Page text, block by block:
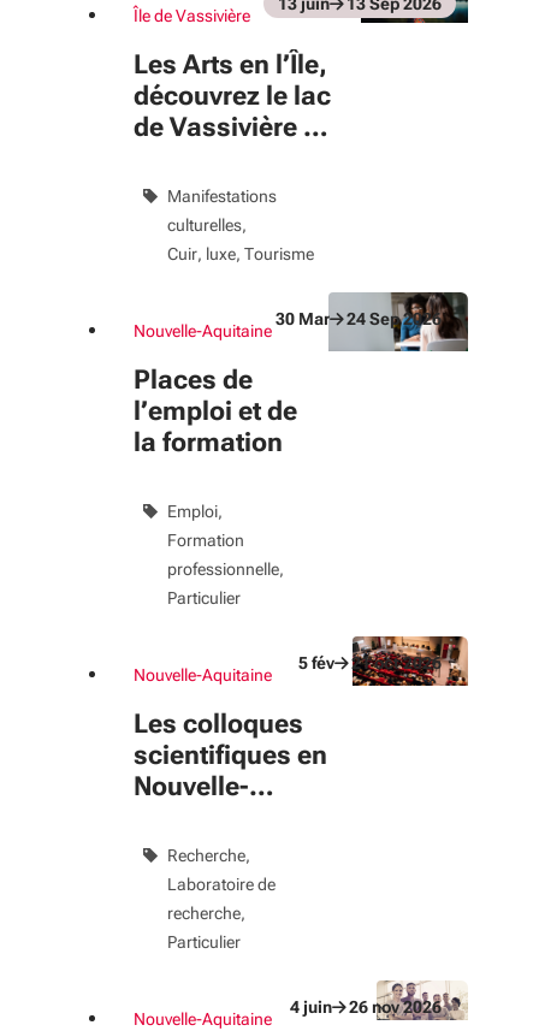
Thématiques
Liste multisélection. Utilisez les flèches pour
sélectionné
Thématique
Date de début
format : jj/mm/aaaa
Date de fin
format : jj/mm/aaaa
Filtres appliqués
Île de Vassivière
Les Arts en l’Île,
découvrez le lac
de Vassivière et
Manifestations
culturelles
Cuir, luxe Tourisme
évènement
Du 13 juin au 13 Sep 2026
Nouvelle-Aquitaine
Places de
l’emploi et de
la formation
Emploi
Formation
professionnelle
Particulier
évènement
Du 30 Mar au 24 Sep 2026
30 Mar 24Sep2026
Nouvelle-Aquitaine
Les colloques
scientifiques en
Nouvelle-
Recherche
Laboratoire de
recherche
Particulier
évènement
Du 5 fév au 21 oct 2026
5fév 21oct2026
Nouvelle-Aquitaine
évènement
Du 4 juin au 26 nov 2026
4juin 26 nov2026